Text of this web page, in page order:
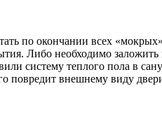
по окончании всех
Либо необходимо
систему теплого пола в
повредит внешнему виду